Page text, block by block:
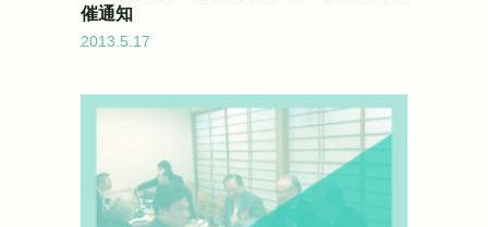
催通知
2013.5.17